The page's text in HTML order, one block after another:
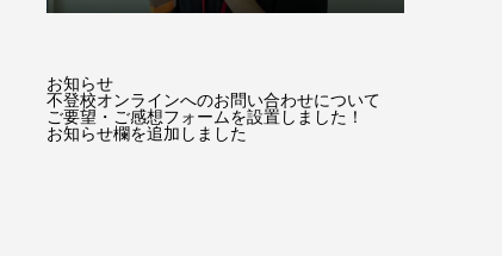
お知らせ
不登校オンラインへのお問い合わせについて
ご要望・ご感想フォームを設置しました！
お知らせ欄を追加しました